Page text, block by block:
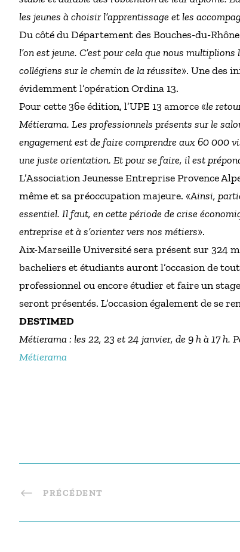
les jeunes à choisir l’apprentissage et les
Du côté du Département des Bouches-du-
l’on est jeune. C’est pour cela que nous
collégiens sur le chemin de la réussite». Une des
évidemment l’opération Ordina 13.
Pour cette 36e édition, l’UPE 13 amorce «le
Métierama. Les professionnels présents sur le
engagement est de faire comprendre aux 60 000
une juste orientation. Et pour se faire, il est
L’Association Jeunesse Entreprise Provence
même et sa préoccupation majeure. «Ainsi,
essentiel. Il faut, en cette période de crise
entreprise et à s’orienter vers nos métiers».
Aix-Marseille Université sera présent sur 324
bacheliers et étudiants auront l’occasion de
professionnel ou encore étudier et faire un
seront présentés. L’occasion également de se
DESTIMED
Métierama : les 22, 23 et 24 janvier, de 9 h à 17 h.
Métierama
PRÉCÉDENT